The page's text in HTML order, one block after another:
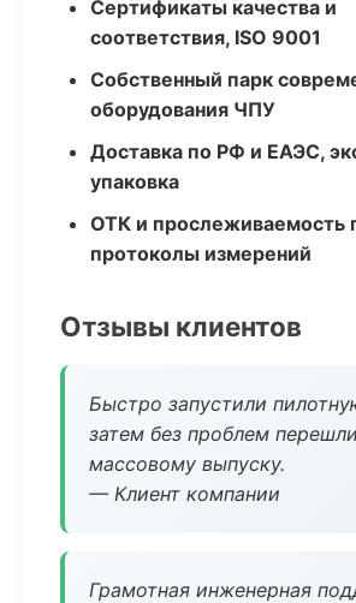
Сертификаты качества и
соответствия, ISO 9001
Собственный парк
оборудования ЧПУ
Доставка по РФ и ЕАЭС,
упаковка
ОТК и прослеживаемость
протоколы измерений
Отзывы клиентов
Быстро запустили
затем без проблем
массовому выпуску.
— Клиент компании
Грамотная инженерная